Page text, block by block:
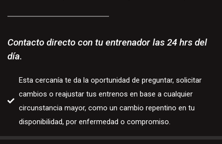
Contacto directo con tu entrenador las 24 hrs del
día.
Esta cercanía te da la oportunidad de preguntar, solicitar
cambios o reajustar tus entrenos en base a cualquier
circunstancia mayor, como un cambio repentino en tu
disponibilidad, por enfermedad o compromiso.